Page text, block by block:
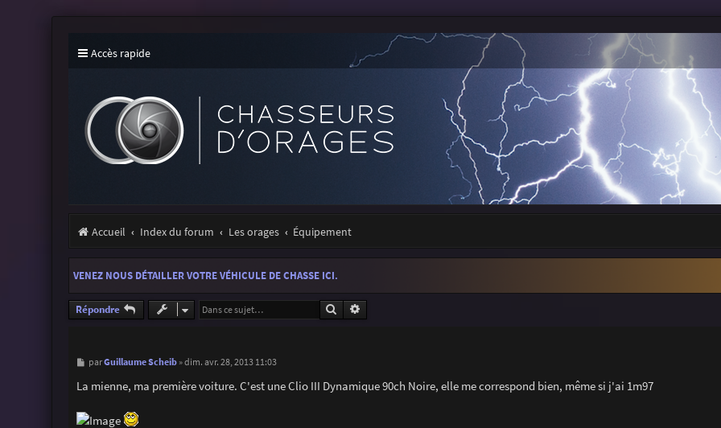
Accès rapide
Accueil Index du forum Les orages Équipement
VENEZ NOUS DÉTAILLER VOTRE VÉHICULE DE CHASSE ICI.
Répondre Rechercher
M
s
s
g
e
parGuillaume Scheib»dim. avr. 28, 2013 11:03
La mienne, ma première voiture. C'est une Clio III Dynamique 90ch Noire, elle me correspond bien, même si j'ai 1m97